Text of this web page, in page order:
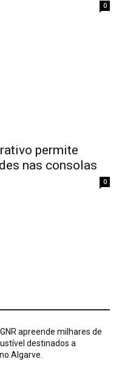
0
permite
nas consolas
0
apreende milhares de
destinados a
Algarve.